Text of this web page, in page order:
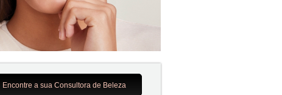
Encontre a sua Consultora de Beleza